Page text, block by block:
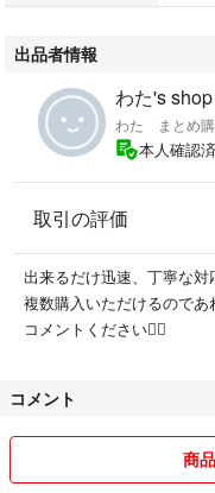
出品者情報
わた's shop
わた まとめ
本人確認済
取引の評価
出来るだけ迅速、丁寧な対
複数購入いただけるので
コメントください🙇‍♀️
コメント
商